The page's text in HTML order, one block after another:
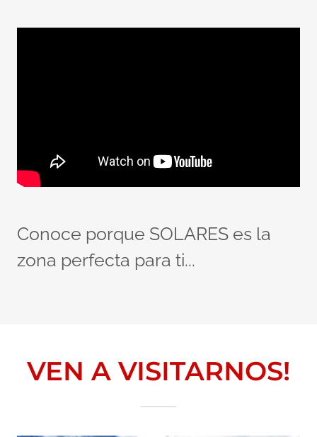
Conoce porque SOLARES es la
zona perfecta para ti...
VEN A VISITARNOS!